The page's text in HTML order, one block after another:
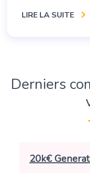
LIRE LA SUITE
Derniers
20k€